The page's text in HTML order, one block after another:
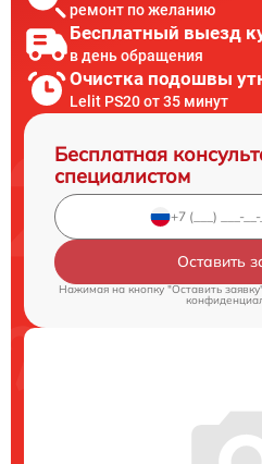
ремонт по желанию
Бесплатный выезд
в день обращения
Очистка подошвы
Lelit PS20 от 35 минут
Бесплатная
специалистом
Оставить
Нажимая на кнопку "Оставить